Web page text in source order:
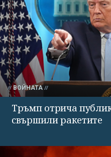
ВОЙНАТА
Тръмп отрича
свършили ракетите